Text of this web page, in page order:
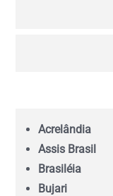
Acrelândia
Assis Brasil
Brasiléia
Bujari